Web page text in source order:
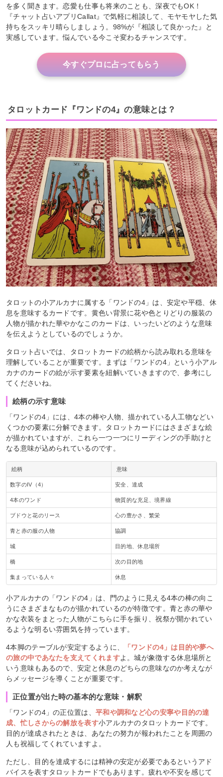
を多く聞きます。恋愛も仕事も将来のことも、深夜でもOK！
『チャット占いアプリCallat』で気軽に相談して、モヤモヤした気
持ちをスッキリ晴らしましょう。98%が『相談して良かった』と
実感しています。悩んでいる今こそ変わるチャンスです。
今すぐプロに占ってもらう
タロットカード『ワンドの4』の意味とは？
タロットの小アルカナに属する「ワンドの4」は、安定や平穏、休
息を意味するカードです。黄色い背景に花や色とりどりの服装の
人物が描かれた華やかなこのカードは、いったいどのような意味
を伝えようとしているのでしょうか。
タロット占いでは、タロットカードの絵柄から読み取れる意味を
理解していることが重要です。まずは「ワンドの4」という小アル
カナのカードの絵が示す要素を紐解いていきますので、参考にし
てくださいね。
絵柄の示す意味
「ワンドの4」には、4本の棒や人物、描かれている人工物などい
くつかの要素に分解できます。タロットカードにはさまざまな絵
が描かれていますが、これら一つ一つにリーディングの手助けと
なる意味が込められているのです。
絵柄 意味
数字のIV（4） 安全、達成
4本のワンド 物質的な充足、境界線
ブドウと花のリース 心の豊かさ、繁栄
青と赤の服の人物 協調
城 目的地、休息場所
橋 次の目的地
集まっている人々 休息
小アルカナの「ワンドの4」は、門のように見える4本の棒の向こ
うにさまざまなものが描かれているのが特徴です。青と赤の華や
かな衣装をまとった人物がこちらに手を振り、祝祭が開かれてい
るような明るい雰囲気を持っています。
4本脚のテーブルが安定するように、
「ワンドの4」は目的や夢へ
の旅の中であなたを支えてくれますよ。城が象徴する休息場所と
いう意味もあるので、安定と休息のどちらの意味なのか考えなが
らメッセージを導くことが重要です。
正位置が出た時の基本的な意味・解釈
「ワンドの4」の正位置は、 平和や調和など心の安寧や目的の達
成、忙しさからの解放を表す小アルカナのタロットカードです。
目的が達成されたときは、あなたの努力が報われたことを周囲の
人も祝福してくれていますよ。
ただし、目的を達成するには精神の安定が必要であるというアド
バイスを表すタロットカードでもあります。疲れや不安を感じて